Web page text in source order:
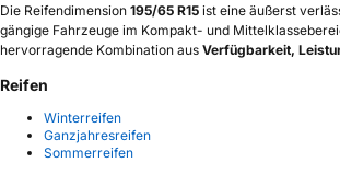
Die Reifendimension 195/65 R15 ist eine äußerst
gängige Fahrzeuge im Kompakt- und
hervorragende Kombination aus Verfügbarkeit,
Reifen
Winterreifen
Ganzjahresreifen
Sommerreifen